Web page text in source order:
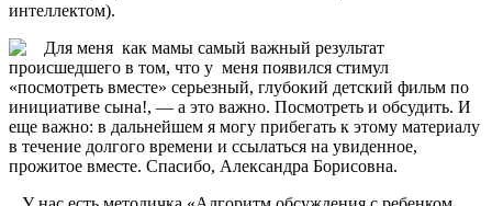
интеллектом).
Для меня как мамы самый важный результат
происшедшего в том, что у меня появился стимул
«посмотреть вместе» серьезный, глубокий детский фильм по
инициативе сына!, — а это важно. Посмотреть и обсудить. И
еще важно: в дальнейшем я могу прибегать к этому материалу
в течение долгого времени и ссылаться на увиденное,
прожитое вместе. Спасибо, Александра Борисовна.